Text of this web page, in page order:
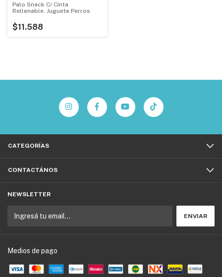
Palo Snack C/ Cinta
Rellenable. Juguete Perros
$11.588
CATEGORÍAS
CONTACTÁNOS
NEWSLETTER
Medios de pago